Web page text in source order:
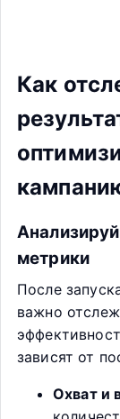
Как
метрики
После
важно
зависят от
Охват и